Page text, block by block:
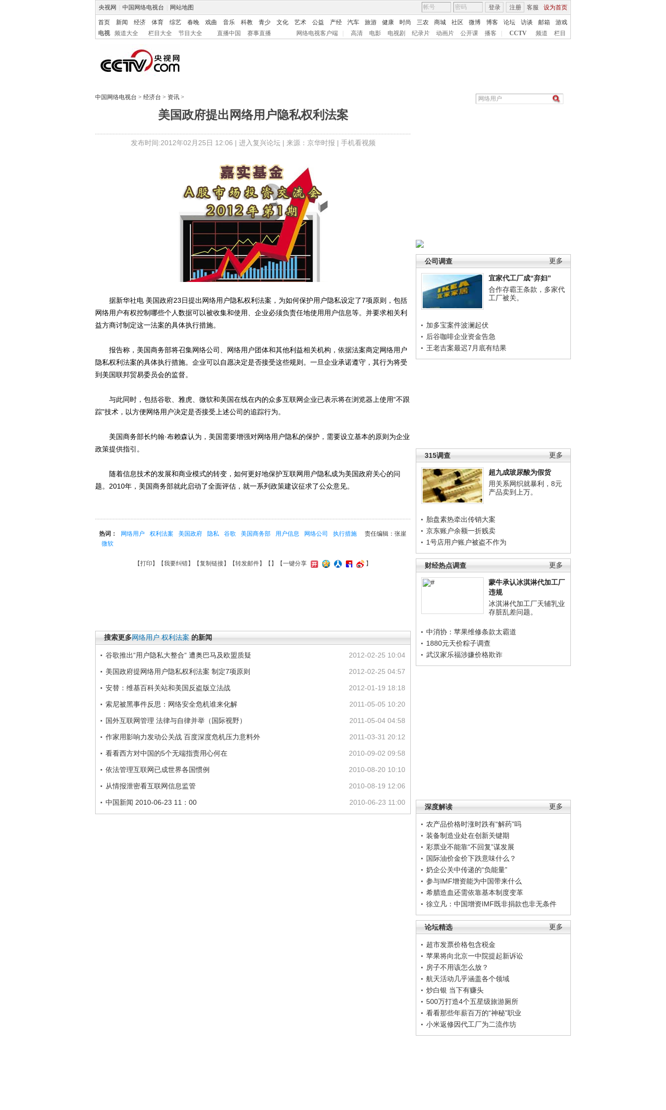
央视网 中国网络电视台 网站地图 客服 设为首页
登录 注册
首页 新闻 经济 体育 综艺 春晚 戏曲 音乐 科教 青少 文化 艺术 公益 产经 汽车 旅游 健康 时尚 三农 商城 社区 微博 博客 论坛 访谈 邮箱
游戏
电视
频道大全 栏目大全 节目大全 直播中国 赛事直播 网络电视客户端 高清 电影 电视剧 纪录片 动画片 公开课 播客 CCTV 频道 栏目
中国网络电视台 > 经济台 > 资讯 >
美国政府提出网络用户隐私权利法案
发布时间:2012年02月25日 12:06 | 进入复兴论坛| 来源：京华时报 | 手机看视频
更多
公司调查
宜家代工厂成“弃妇”
合作存霸王条款，多家代
工厂被关。
加多宝案件波澜起伏
后谷咖啡企业资金告急
王老吉案最迟7月底有结果
更多
315调查
超九成玻尿酸为假货
用关系网织就暴利，8元
产品卖到上万。
胎盘素热牵出传销大案
京东账户余额一折贱卖
1号店用户账户被盗不作为
更多
财经热点调查
蒙牛承认冰淇淋代加工厂
违规
冰淇淋代加工厂天辅乳业
存脏乱差问题。
中消协：苹果维修条款太霸道
1880元天价粽子调查
武汉家乐福涉嫌价格欺诈
更多
深度解读
农产品价格时涨时跌有“解药”吗
装备制造业处在创新关键期
彩票业不能靠“不回复”谋发展
国际油价金价下跌意味什么？
奶企公关中传递的“负能量”
参与IMF增资能为中国带来什么
希腊造血还需依靠基本制度变革
徐立凡：中国增资IMF既非捐款也非无条件
更多
论坛精选
超市发票价格包含税金
苹果将向北京一中院提起新诉讼
房子不用该怎么放？
航天活动几乎涵盖各个领域
炒白银 当下有赚头
500万打造4个五星级旅游厕所
看看那些年薪百万的“神秘”职业
小米返修因代工厂为二流作坊
据新华社电 美国政府23日提出网络用户隐私权利法案，为如何保护用户隐私设定了7项原则，包括
网络用户有权控制哪些个人数据可以被收集和使用、企业必须负责任地使用用户信息等。并要求相关利
益方商讨制定这一法案的具体执行措施。
报告称，美国商务部将召集网络公司、网络用户团体和其他利益相关机构，依据法案商定网络用户
隐私权利法案的具体执行措施。企业可以自愿决定是否接受这些规则。一旦企业承诺遵守，其行为将受
到美国联邦贸易委员会的监督。
与此同时，包括谷歌、雅虎、微软和美国在线在内的众多互联网企业已表示将在浏览器上使用“不跟
踪”技术，以方便网络用户决定是否接受上述公司的追踪行为。
美国商务部长约翰·布赖森认为，美国需要增强对网络用户隐私的保护，需要设立基本的原则为企业
政策提供指引。
随着信息技术的发展和商业模式的转变，如何更好地保护互联网用户隐私成为美国政府关心的问
题。2010年，美国商务部就此启动了全面评估，就一系列政策建议征求了公众意见。
责任编辑：张崖
热词： 网络用户 权利法案 美国政府 隐私 谷歌 美国商务部 用户信息 网络公司
执行措施
微软
【打印 】【我要纠错】【复制链接】【转发邮件】【 】 【一键分享 】
搜索更多网络用户 权利法案 的新闻
2012-02-25 10:04
谷歌推出“用户隐私大整合“ 遭奥巴马及欧盟质疑
2012-02-25 04:57
美国政府提网络用户隐私权利法案 制定7项原则
2012-01-19 18:18
安替：维基百科关站和美国反盗版立法战
2011-05-05 10:20
索尼被黑事件反思：网络安全危机谁来化解
2011-05-04 04:58
国外互联网管理 法律与自律并举（国际视野）
2011-03-31 20:12
作家用影响力发动公关战 百度深度危机压力意料外
2010-09-02 09:58
看看西方对中国的5个无端指责用心何在
2010-08-20 10:10
依法管理互联网已成世界各国惯例
2010-08-19 12:06
从情报泄密看互联网信息监管
2010-06-23 11:00
中国新闻 2010-06-23 11：00